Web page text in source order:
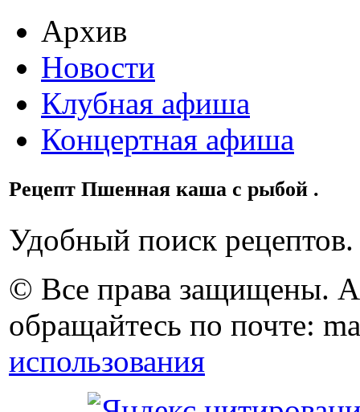
Архив
Новости
Клубная афиша
Концертная афиша
Рецепт Пшенная каша с рыбой .
Удобный поиск рецептов.
© Все права защищены.
обращайтесь по почте:
использования